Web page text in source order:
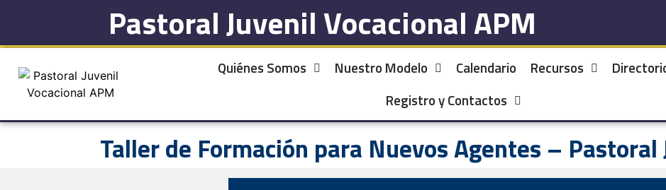
Pastoral Juvenil Vocacional APM
Quiénes Somos Nuestro Modelo Calendario Recursos
Registro y Contactos
Taller de Formación para Nuevos Agentes – Pastoral